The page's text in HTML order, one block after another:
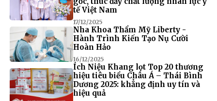
tế Việt Nam
17/12/2025
Nha Khoa Thẩm Mỹ Liberty -
Hành Trình Kiến Tạo Nụ Cười
Hoàn Hảo
16/12/2025
Ích Niệu Khang lọt Top 20 thương
hiệu tiêu biểu Châu Á – Thái Bình
Dương 2025: khẳng định uy tín và
hiệu quả